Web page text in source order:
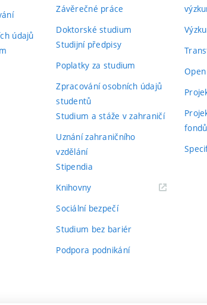
údajů
Závěrečné práce
Doktorské studium
Studijní předpisy
Poplatky za studium
Zpracování osobních údajů
studentů
Studium a stáže v zahraničí
Uznání zahraničního
vzdělání
Stipendia
Knihovny(externí
Sociální bezpečí
Studium bez bariér
Podpora podnikání
fondů